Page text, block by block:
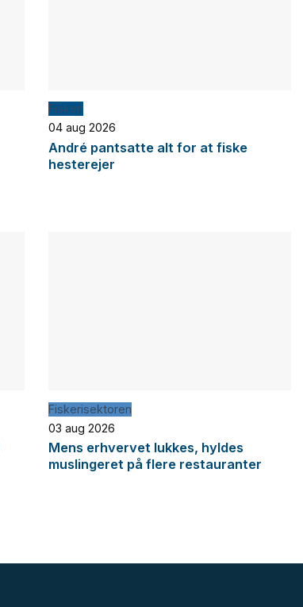
Fiskeri
04 aug 2026
André pantsatte alt for at fiske
hesterejer
Fiskerisektoren
03 aug 2026
Mens erhvervet lukkes, hyldes
muslingeret på flere restauranter